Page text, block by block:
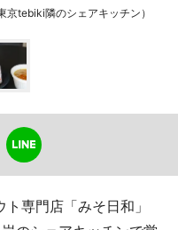
京tebiki隣のシェアキッチン）
専門店「みそ日和」